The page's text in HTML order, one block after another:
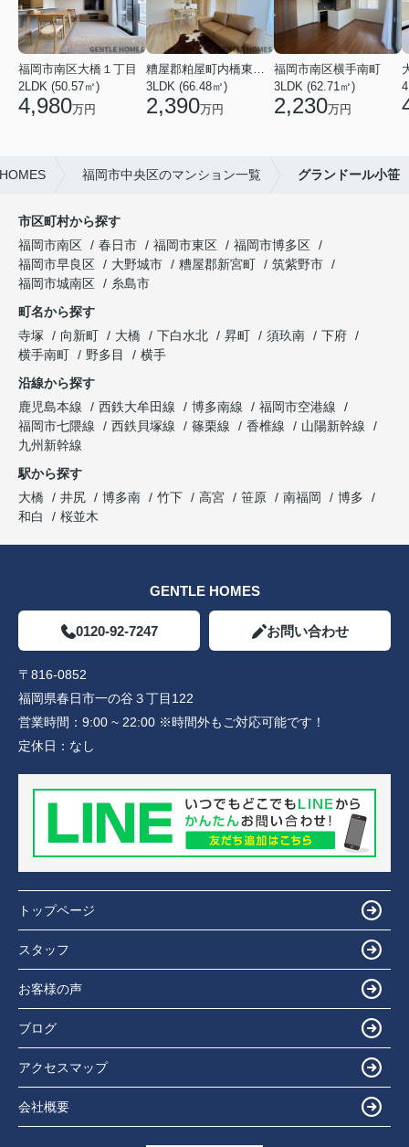
福岡市南区大橋１丁目
2LDK (50.57㎡)
4,980万円
糟屋郡粕屋町内橋東２丁目
3LDK (66.48㎡)
2,390万円
福岡市南区横手南町
3LDK (62.71㎡)
2,230万円
福岡市中央区のマンション一覧 グランドール小笹
市区町村から探す
福岡市南区
春日市 福岡市東区
福岡市博多区
福岡市早良区
大野城市 糟屋郡新宮町
筑紫野市
福岡市城南区
糸島市
町名から探す
寺塚
向新町 大橋 下白水北 昇町 須玖南
下府
横手南町
野多目
横手
沿線から探す
鹿児島本線
西鉄大牟田線 博多南線
福岡市空港線
福岡市七隈線
西鉄貝塚線 篠栗線 香椎線
山陽新幹線
九州新幹線
駅から探す
大橋
井尻 博多南 竹下 高宮 笹原 南福岡
博多
和白
桜並木
GENTLE HOMES
0120-92-7247 お問い合わせ
〒816-0852
福岡県春日市一の谷３丁目122
営業時間： 9:00 ~ 22:00 ※時間外もご対応可能です！
定休日： なし
トップページ
スタッフ
お客様の声
ブログ
アクセスマップ
会社概要